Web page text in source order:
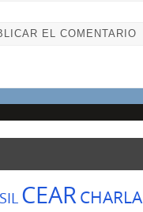
CEARCHARLA